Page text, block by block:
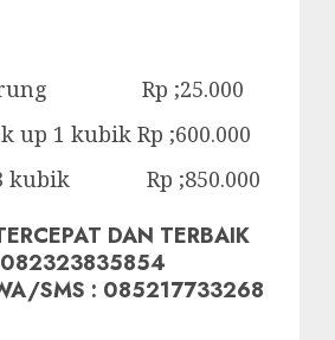
Rp ;25.000
up 1 kubik Rp ;600.000
3 kubik Rp ;850.000
DAN TERBAIK
SMS : 085217733268